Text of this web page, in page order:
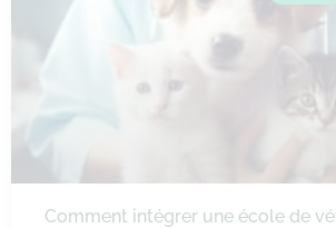
Comment intégrer une école de